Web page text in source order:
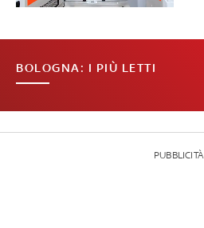
BOLOGNA: I PIÙ LETTI
PUBBLICITÀ